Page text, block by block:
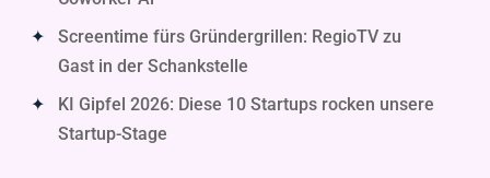
Screentime fürs Gründergrillen: RegioTV zu
Gast in der Schankstelle
KI Gipfel 2026: Diese 10 Startups rocken unsere
Startup-Stage